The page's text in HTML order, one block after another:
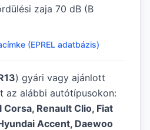
zaja 70 dB (B
(EPREL adatbázis)
) gyári vagy ajánlott
az alábbi autótípusokon:
Renault Clio, Fiat
Accent, Daewoo